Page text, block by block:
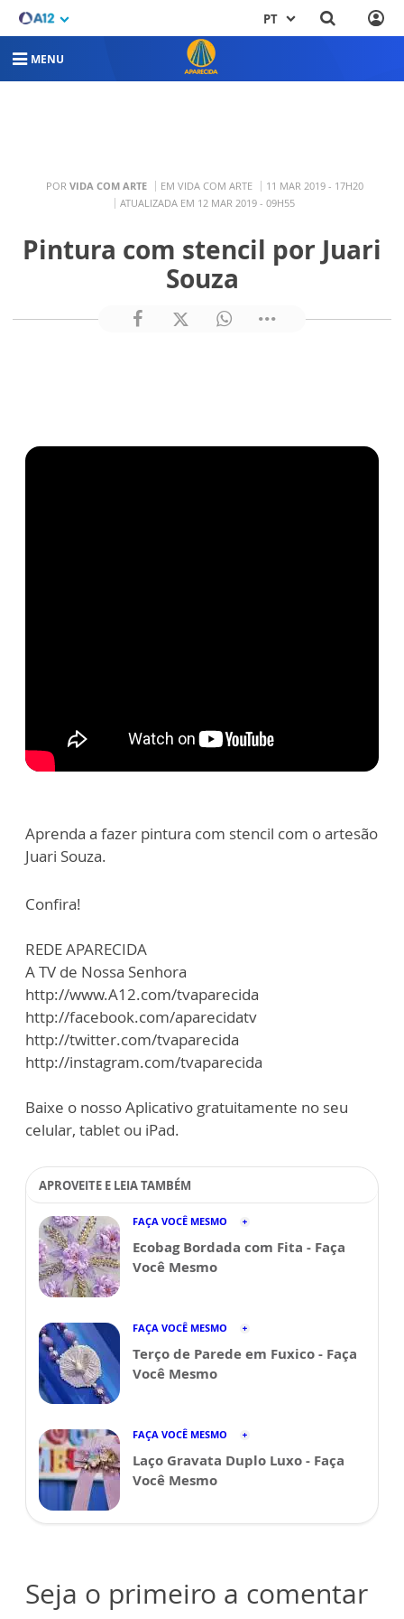
PT
MENU
POR VIDA COM ARTE EM VIDA COM ARTE
11 MAR 2019 - 17H20
ATUALIZADA EM 12 MAR 2019 - 09H55
Pintura com stencil por Juari
Souza
Aprenda a fazer pintura com stencil com o artesão
Juari Souza.
Confira!
REDE APARECIDA
A TV de Nossa Senhora
http://www.A12.com/tvaparecida
http://facebook.com/aparecidatv
http://twitter.com/tvaparecida
http://instagram.com/tvaparecida
Baixe o nosso Aplicativo gratuitamente no seu
celular, tablet ou iPad.
APROVEITE E LEIA TAMBÉM
FAÇA VOCÊ MESMO
Ecobag Bordada com Fita - Faça
Você Mesmo
FAÇA VOCÊ MESMO
Terço de Parede em Fuxico - Faça
Você Mesmo
FAÇA VOCÊ MESMO
Laço Gravata Duplo Luxo - Faça
Você Mesmo
Seja o primeiro a comentar